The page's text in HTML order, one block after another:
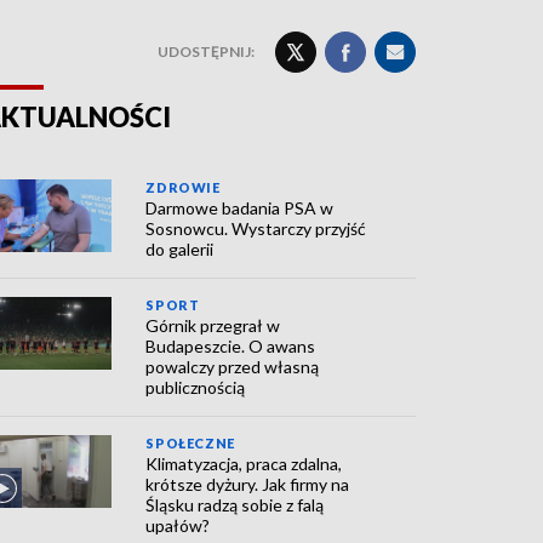
UDOSTĘPNIJ:
ZDROWIE
Darmowe badania PSA w
Sosnowcu. Wystarczy przyjść
do galerii
SPORT
Górnik przegrał w
Budapeszcie. O awans
powalczy przed własną
publicznością
SPOŁECZNE
Klimatyzacja, praca zdalna,
krótsze dyżury. Jak firmy na
Śląsku radzą sobie z falą
upałów?